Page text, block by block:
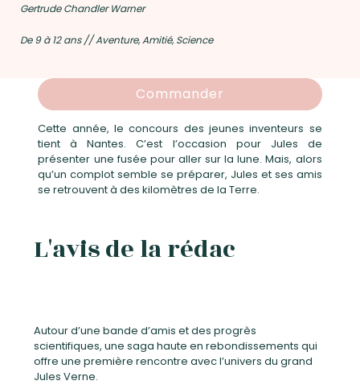
Gertrude Chandler Warner
De 9 à 12 ans // Aventure, Amitié, Science
Commander
Cette année, le concours des jeunes inventeurs se
tient à Nantes. C’est l’occasion pour Jules de
présenter une fusée pour aller sur la lune. Mais, alors
qu’un complot semble se préparer, Jules et ses amis
se retrouvent à des kilomètres de la Terre.
L'avis de la rédac
Autour d’une bande d’amis et des progrès
scientifiques, une saga haute en rebondissements qui
offre une première rencontre avec l’univers du grand
Jules Verne.